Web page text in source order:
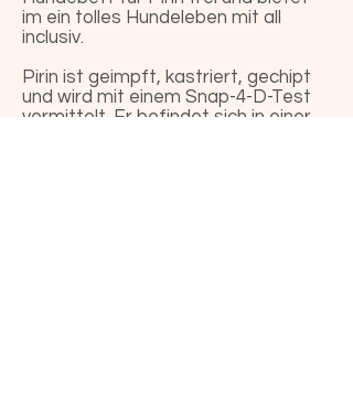
im ein tolles Hundeleben mit all
inclusiv.
Pirin ist geimpft, kastriert, gechipt
und wird mit einem Snap-4-D-Test
vermittelt. Er befindet sich in einer